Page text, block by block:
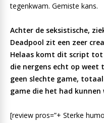
tegenkwam. Gemiste kans.
Achter de seksistische,
Deadpool zit een zeer
Helaas komt dit script tot
die nergens echt op weet
geen slechte game,
game die het had kunnen
[review pros=”+ Sterke